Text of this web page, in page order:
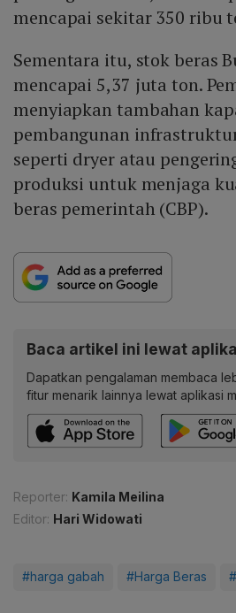
mencapai sekitar 350 ribu
Sementara itu, stok beras
mencapai 5,37 juta ton.
menyiapkan tambahan
pembangunan
seperti dryer atau
produksi untuk menjaga
beras pemerintah (CBP).
Baca artikel ini lewat
Dapatkan pengalaman membaca
fitur menarik lainnya lewat aplikasi
Reporter: Kamila Meilina
Editor: Hari Widowati
#harga gabah #Harga Beras